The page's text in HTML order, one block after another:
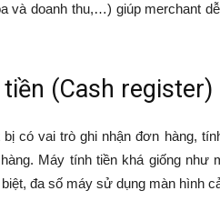
và doanh thu,…) giúp merchant
(Cash register)
bị có vai trò ghi nhận đơn hàng,
Máy tính tiền khá giống
đa số máy sử dụng màn hình